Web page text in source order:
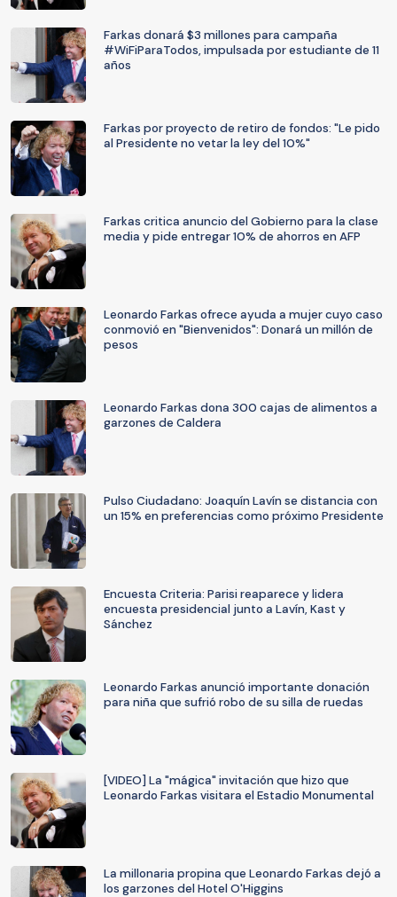
Farkas donará $3 millones para campaña
#WiFiParaTodos, impulsada por estudiante de 11
años
Farkas por proyecto de retiro de fondos: "Le pido
al Presidente no vetar la ley del 10%"
Farkas critica anuncio del Gobierno para la clase
media y pide entregar 10% de ahorros en AFP
Leonardo Farkas ofrece ayuda a mujer cuyo caso
conmovió en "Bienvenidos": Donará un millón de
pesos
Leonardo Farkas dona 300 cajas de alimentos a
garzones de Caldera
Pulso Ciudadano: Joaquín Lavín se distancia con
un 15% en preferencias como próximo Presidente
Encuesta Criteria: Parisi reaparece y lidera
encuesta presidencial junto a Lavín, Kast y
Sánchez
Leonardo Farkas anunció importante donación
para niña que sufrió robo de su silla de ruedas
[VIDEO] La "mágica" invitación que hizo que
Leonardo Farkas visitara el Estadio Monumental
La millonaria propina que Leonardo Farkas dejó a
los garzones del Hotel O'Higgins